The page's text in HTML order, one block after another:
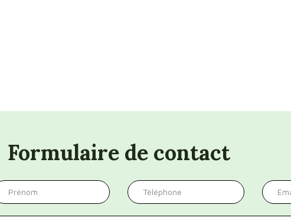
Formulaire de contact